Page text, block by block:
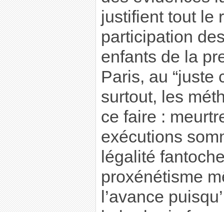
justifient tout le
participation
enfants de la
Paris, au “juste
surtout, les
ce faire :
exécutions
légalité
proxénétisme
l’avance